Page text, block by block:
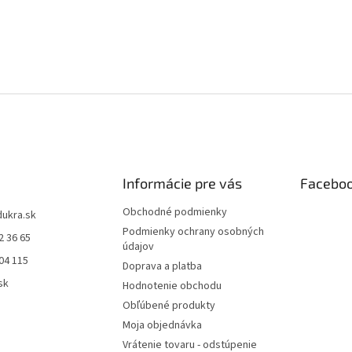
36 65
115
Informácie pre vás
Obchodné podmienky
Podmienky ochrany osobných
údajov
Doprava a platba
Hodnotenie obchodu
Obľúbené produkty
Moja objednávka
Vrátenie tovaru - odstúpenie